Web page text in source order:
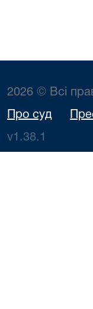
2026 © Всі
Про суд
v1.38.1